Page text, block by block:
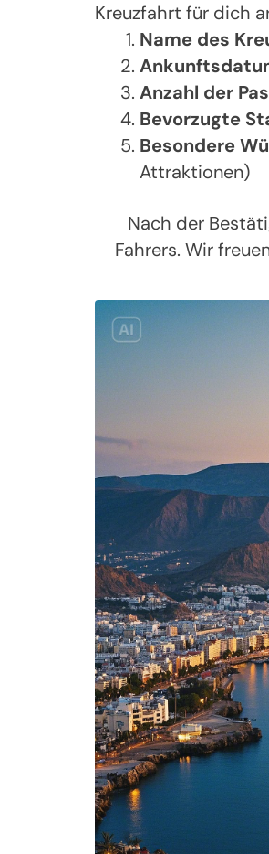
Kreuzfahrt für dich
Name des
Anzahl der
Bevorzugte
Besondere
Attraktionen)
Nach der
Fahrers. Wir